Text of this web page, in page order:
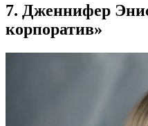
7. Дженнифер
корпоратив»